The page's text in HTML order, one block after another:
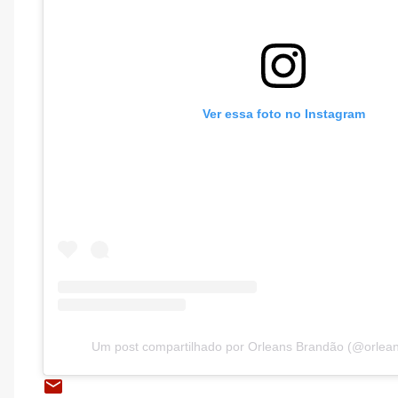
Ver essa foto no Instagram
Um post compartilhado por Orleans Brandão